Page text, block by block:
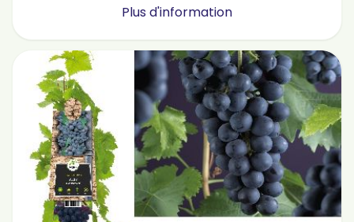
Plus d'information